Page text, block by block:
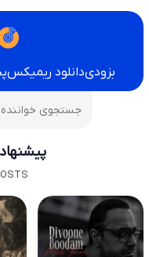
بزودیدانلود ریمیکس